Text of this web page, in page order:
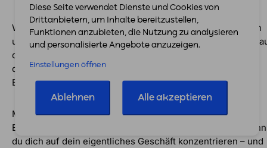
Wer unternehmerisch arbeitet, sollte die Vorsteuer kennen
und aktiv nutzen. Denn sie sorgt dafür, dass du die Steuer
deine Ausgaben nicht selbst tragen musst. Das verbessert
deine Liquidität und sorgt für klare Verhältnisse bei der
Buchführung.
Mit einem guten System und der richtigen Software wie
Easybill gelingt das auch ohne tiefes Steuerwissen. So
du dich auf dein eigentliches Geschäft konzentrieren – und
Diese Seite verwendet Dienste und Cookies von
Drittanbietern, um Inhalte bereitzustellen,
Funktionen anzubieten, die Nutzung zu analysieren
und personalisierte Angebote anzuzeigen.
Einstellungen öffnen
Ablehnen Alle akzeptieren